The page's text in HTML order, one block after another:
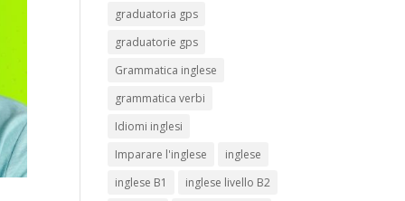
graduatoria gps
graduatorie gps
Grammatica inglese
grammatica verbi
Idiomi inglesi
Imparare l'inglese
inglese
inglese B1
inglese livello B2